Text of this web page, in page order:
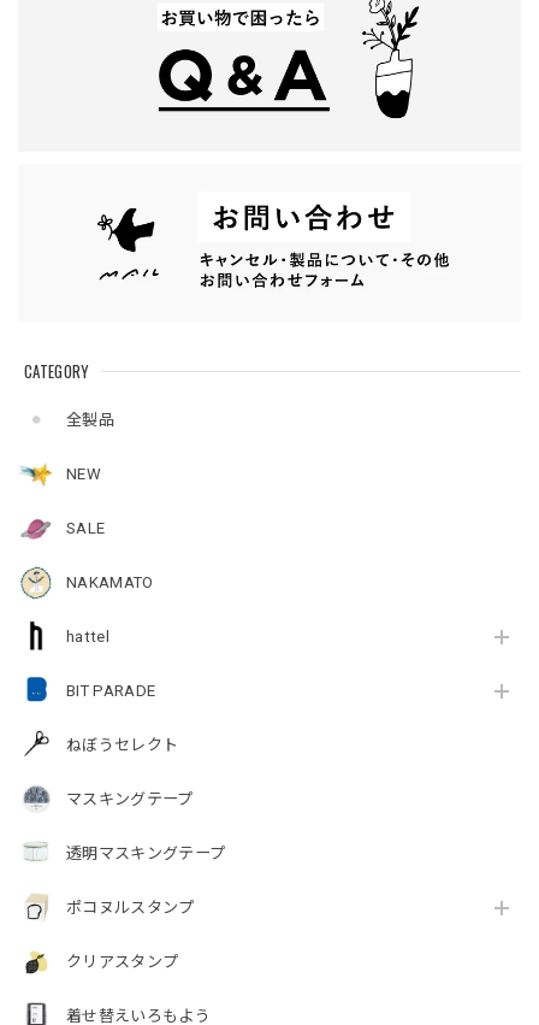
CATEGORY
全製品
NEW
SALE
NAKAMATO
hattel
BIT PARADE
ねぼうセレクト
マスキングテープ
透明マスキングテープ
ポコヌルスタンプ
クリアスタンプ
着せ替えいろもよう